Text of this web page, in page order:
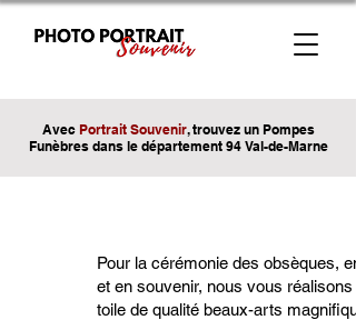
Avec Portrait Souvenir, trouvez un Pompes
Funèbres dans le département 94 Val-de-Marne
Pour la cérémonie des obsèques,
et en souvenir, nous vous
toile de qualité beaux-arts